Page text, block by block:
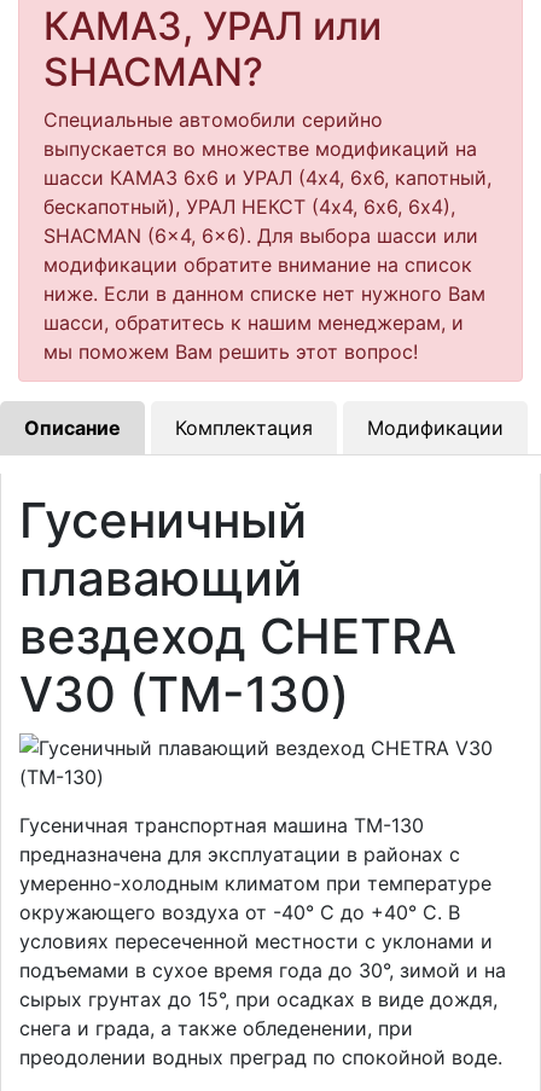
КАМАЗ, УРАЛ или
SHACMAN?
Специальные автомобили серийно
выпускается во множестве модификаций на
шасси КАМАЗ 6х6 и УРАЛ (4х4, 6х6, капотный,
бескапотный), УРАЛ НЕКСТ (4х4, 6х6, 6х4),
SHACMAN (6x4, 6x6). Для выбора шасси или
модификации обратите внимание на список
ниже. Если в данном списке нет нужного Вам
шасси, обратитесь к нашим менеджерам, и
мы поможем Вам решить этот вопрос!
Описание Комплектация Модификации
Гусеничный
плавающий
вездеход CHETRA
V30 (ТМ-130)
Гусеничная транспортная машина ТМ-130
предназначена для эксплуатации в районах с
умеренно-холодным климатом при температуре
окружающего воздуха от -40° C до +40° C. В
условиях пересеченной местности с уклонами и
подъемами в сухое время года до 30°, зимой и на
сырых грунтах до 15°, при осадках в виде дождя,
снега и града, а также обледенении, при
преодолении водных преград по спокойной воде.